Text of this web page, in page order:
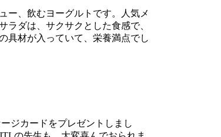
ー、飲むヨーグルトです。人気メ
ダは、サクサクとした食感で、
具材が入っていて、栄養満点でし
ジカードをプレゼントしまし